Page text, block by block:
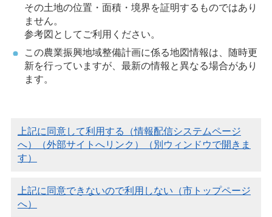
その土地の位置・面積・境界を証明するものではあり
ません。
参考図としてご利用ください。
この農業振興地域整備計画に係る地図情報は、随時更
新を行っていますが、最新の情報と異なる場合があり
ます。
上記に同意して利用する（情報配信システムページ
へ）（外部サイトへリンク）（別ウィンドウで開きま
す）
上記に同意できないので利用しない（市トップページ
へ）